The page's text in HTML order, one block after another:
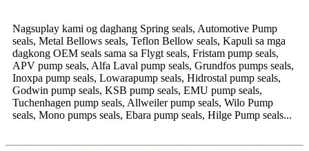
Nagsuplay kami og daghang Spring seals, Automotive Pump
seals, Metal Bellows seals, Teflon Bellow seals, Kapuli sa mga
dagkong OEM seals sama sa Flygt seals, Fristam pump seals,
APV pump seals, Alfa Laval pump seals, Grundfos pumps seals,
Inoxpa pump seals, Lowarapump seals, Hidrostal pump seals,
Godwin pump seals, KSB pump seals, EMU pump seals,
Tuchenhagen pump seals, Allweiler pump seals, Wilo Pump
seals, Mono pumps seals, Ebara pump seals, Hilge Pump seals...